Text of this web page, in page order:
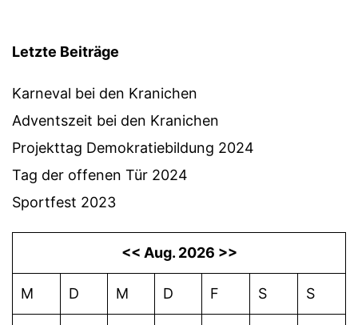
Letzte Beiträge
Karneval bei den Kranichen
Adventszeit bei den Kranichen
Projekttag Demokratiebildung 2024
Tag der offenen Tür 2024
Sportfest 2023
<< Aug. 2026 >>
M D M D F S S